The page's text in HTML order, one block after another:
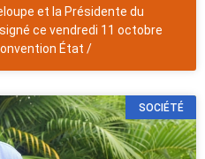
et la Présidente du
ce vendredi 11 octobre
État /
SOCIÉTÉ